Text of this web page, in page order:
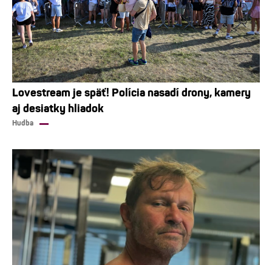
Lovestream je späť! Polícia nasadí drony, kamery
aj desiatky hliadok
Hudba